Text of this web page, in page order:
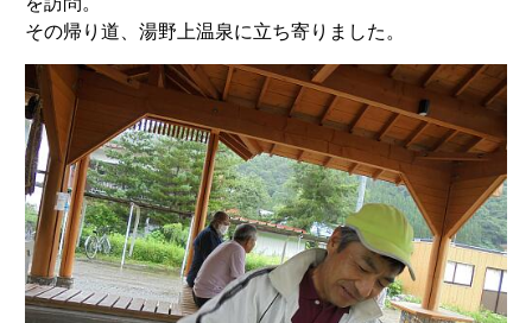
その帰り道、湯野上温泉に立ち寄りました。